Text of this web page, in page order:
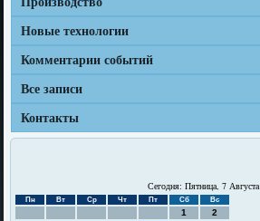
Новые технологии
Комментарии событий
Все записи
Контакты
Сегодня: Пятница, 7 Августа
Пн Вт Ср Чт Пт Сб Вс
1
2